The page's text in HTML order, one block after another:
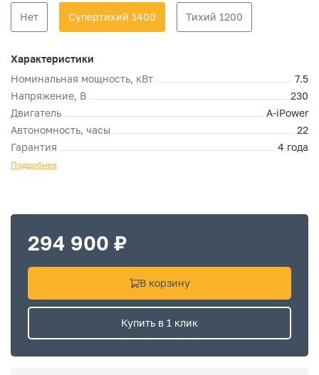
Нет Супертихий 1400 Тихий 1200
Характеристики
Номинальная мощность, кВт
7.5
Напряжение, В
230
Двигатель
A-iPower
Автономность, часы
22
Гарантия
4 года
Подробнее
294 900 ₽
В корзину
Купить в 1 клик